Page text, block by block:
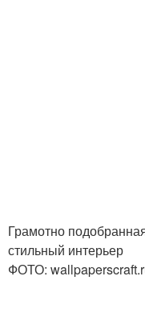
Грамотно
стильный интерьер
ФОТО: